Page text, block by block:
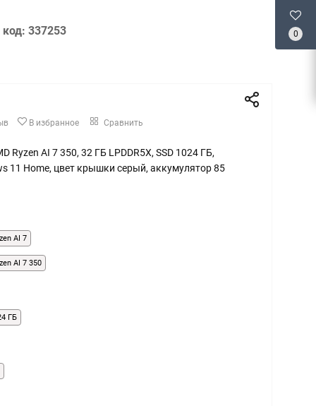
0
код: 337253
В избранное Сравнить
Ryzen AI 7 350, 32 ГБ LPDDR5X, SSD 1024 ГБ,
11 Home, цвет крышки серый, аккумулятор 85
AI 7
AI 7 350
ГБ